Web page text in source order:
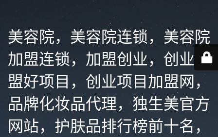
美容院，美容院连锁，美容院
加盟连锁，加盟创业，创业加
盟好项目，创业项目加盟网，
品牌化妆品代理，独生美官方
网站，护肤品排行榜前十名，